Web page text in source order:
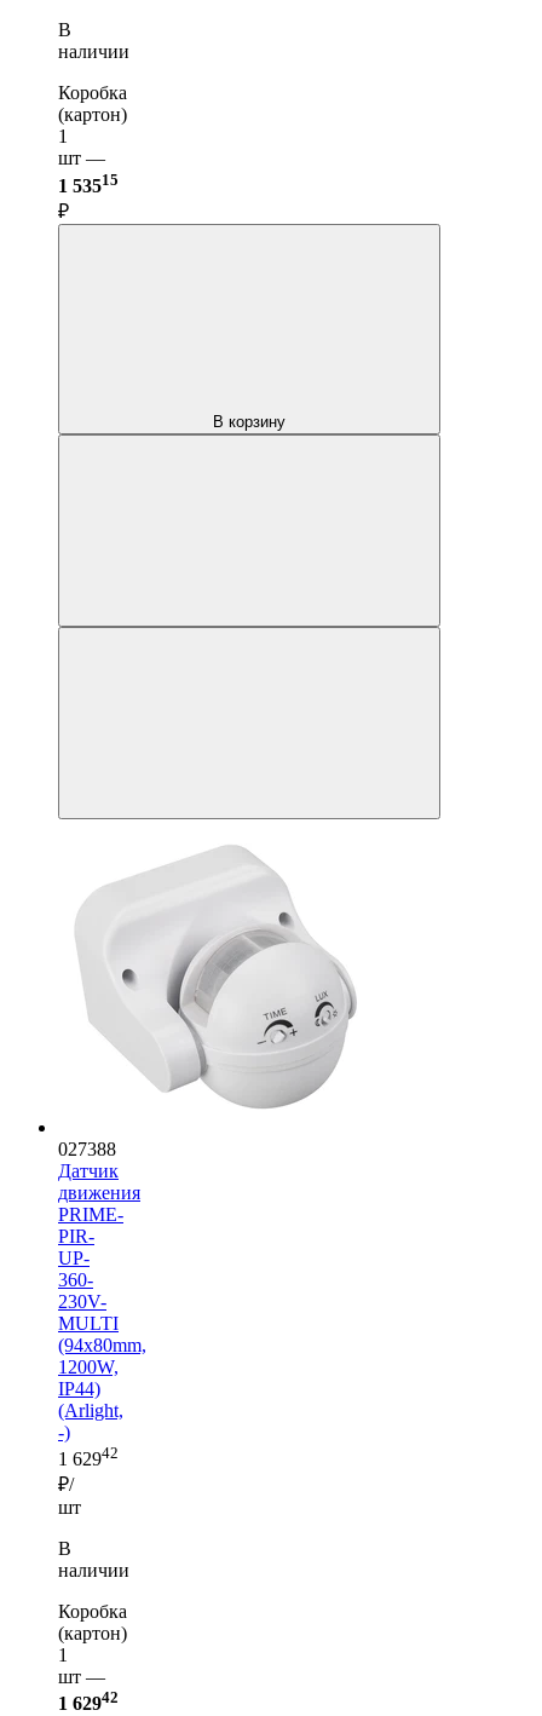
В
наличии
Коробка
(картон)
1
шт —
1 53515
₽
В корзину
027388
Датчик
движения
PRIME-
PIR-
UP-
360-
230V-
MULTI
(94x80mm,
1200W,
IP44)
(Arlight,
-)
1 62942
₽/
шт
В
наличии
Коробка
(картон)
1
шт —
1 62942